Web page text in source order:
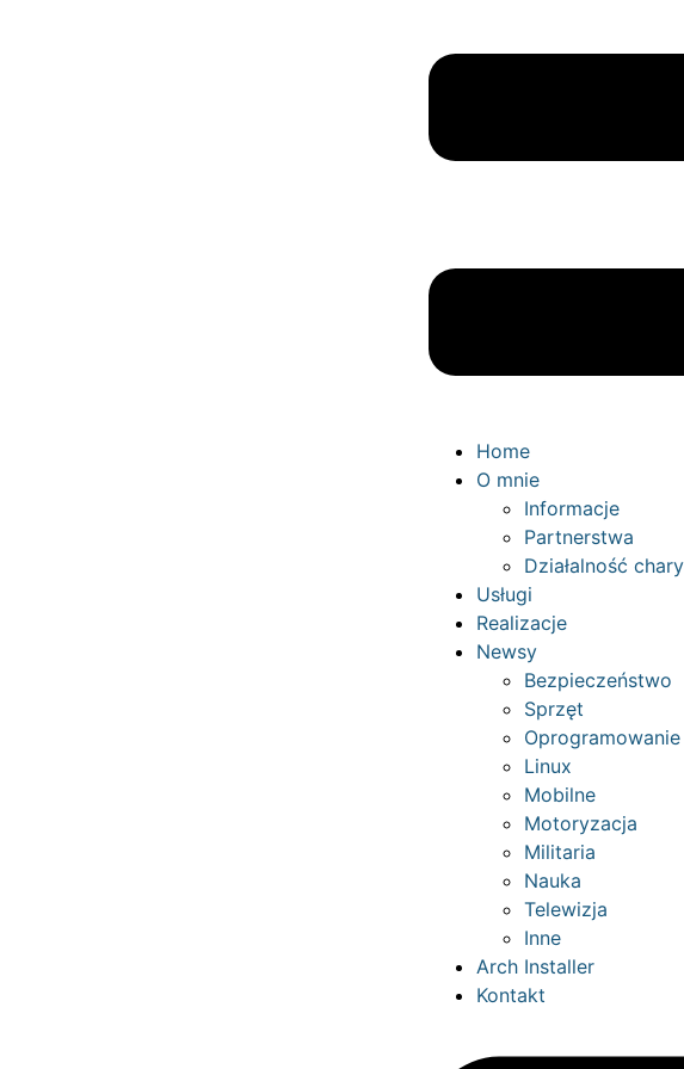
Home
O mnie
Informacje
Partnerstwa
Działalność
Usługi
Realizacje
Newsy
Bezpieczeństwo
Sprzęt
Oprogramowanie
Linux
Mobilne
Motoryzacja
Militaria
Nauka
Telewizja
Inne
Arch Installer
Kontakt